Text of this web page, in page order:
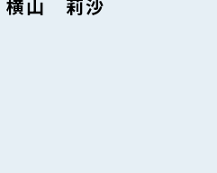
横山 莉沙